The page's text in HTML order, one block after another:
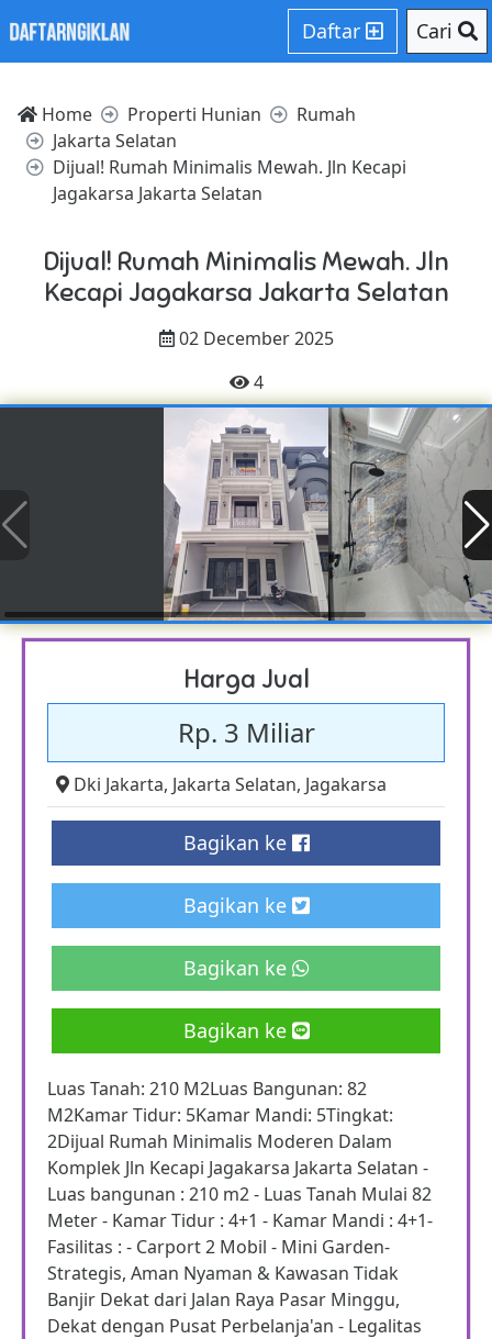
Daftar Cari
Home Properti Hunian
Rumah
Jakarta Selatan
Dijual! Rumah Minimalis Mewah. Jln Kecapi
Jagakarsa Jakarta Selatan
Dijual! Rumah Minimalis Mewah. Jln
Kecapi Jagakarsa Jakarta Selatan
02 December 2025
4
Harga Jual
Rp. 3 Miliar
Dki Jakarta, Jakarta Selatan, Jagakarsa
Bagikan ke
Bagikan ke
Bagikan ke
Bagikan ke
Luas Tanah: 210 M2Luas Bangunan: 82
M2Kamar Tidur: 5Kamar Mandi: 5Tingkat:
2Dijual Rumah Minimalis Moderen Dalam
Komplek Jln Kecapi Jagakarsa Jakarta Selatan -
Luas bangunan : 210 m2 - Luas Tanah Mulai 82
Meter - Kamar Tidur : 4+1 - Kamar Mandi : 4+1-
Fasilitas : - Carport 2 Mobil - Mini Garden-
Strategis, Aman Nyaman & Kawasan Tidak
Banjir Dekat dari Jalan Raya Pasar Minggu,
Dekat dengan Pusat Perbelanja'an - Legalitas